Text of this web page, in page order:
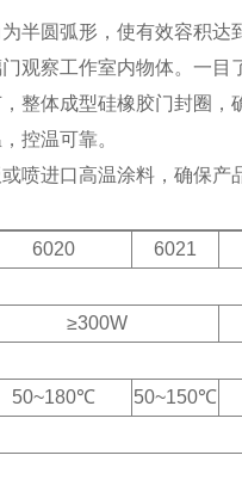
半圆弧形，使有效容积达
观察工作室内物体。一目
整体成型硅橡胶门封圈，
控温可靠。
喷进口高温涂料，确保产
6020 6021
≥300W
50~180℃ 50~150℃